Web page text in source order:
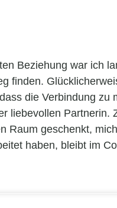
Beziehung war ich
finden.
die Verbindung
liebevollen
Raum geschenkt,
haben, bleibt im